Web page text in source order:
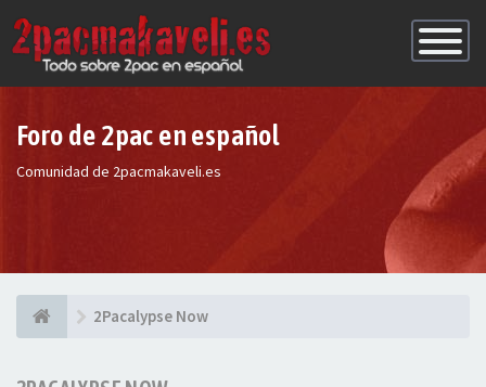
de
Foro de 2pac en español
Comunidad de 2pacmakaveli.es
2Pacalypse Now